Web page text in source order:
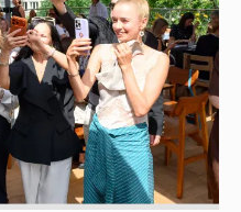
и ритма»:
образы